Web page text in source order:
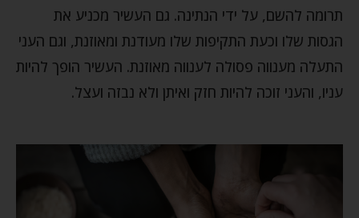
תרומה להשם, על ידי הנתינה. גם העשיר מכניע את
הגסות שלו וכעת התקיפות שלו מעודנת ומאוזנת, וגם העני
התעלה מענווה פסולה לענווה מאוזנת. העשיר הופך להיות
עניו, והעני זוכה להיות חזק ואיתן ולא נבזה ועצל.